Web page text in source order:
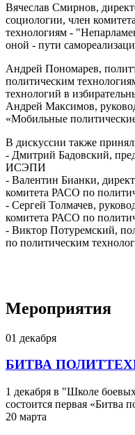
Вячеслав Смирнов,
социологии, член
технологиям -
оной - пути
Андрей Пономарев,
политическим
технологий в
Андрей Максимов,
«Мобильные
В дискуссии также
- Дмитрий Бадовский,
ИСЭПИ
- Валентин Бианки,
комитета РАСО по
- Сергей Толмачев,
комитета РАСО по
- Виктор Потуремский,
по политическим
Мероприятия
01 декабря
БИТВА
1 декабря в "Школе
состоится первая «Битва
20 марта